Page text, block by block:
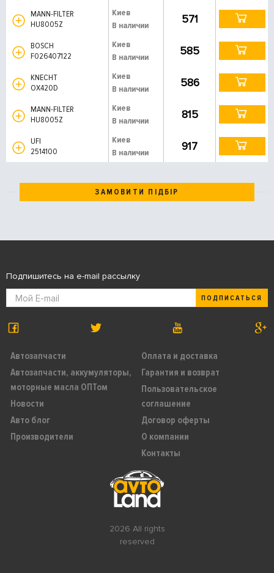
MANN-FILTER
HU8005Z
Киев
В наличии
571
BOSCH
F026407122
Киев
В наличии
585
KNECHT
OX420D
Киев
В наличии
586
MANN-FILTER
HU8005Z
Киев
В наличии
815
UFI
2514100
Киев
В наличии
917
ЗАМОВИТИ ПІДБІР
2026 All rights
reserved
Автозапчасти
Автозапчасти, аккумуляторы,
моторные масла ОПТом
Новости
Авто блог
Производители
Оплата и доставка
Гарантия и возврат
Пользовательское
соглашение
Договор оферты
О компании
Контакты
Подпишитесь на e-mail рассылку
ПОДПИСАТЬСЯ